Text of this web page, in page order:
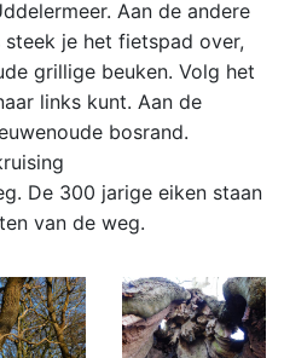
Aan de andere
je het fietspad over,
grillige beuken. Volg het
links kunt. Aan de
bosrand.
De 300 jarige eiken staan
van de weg.